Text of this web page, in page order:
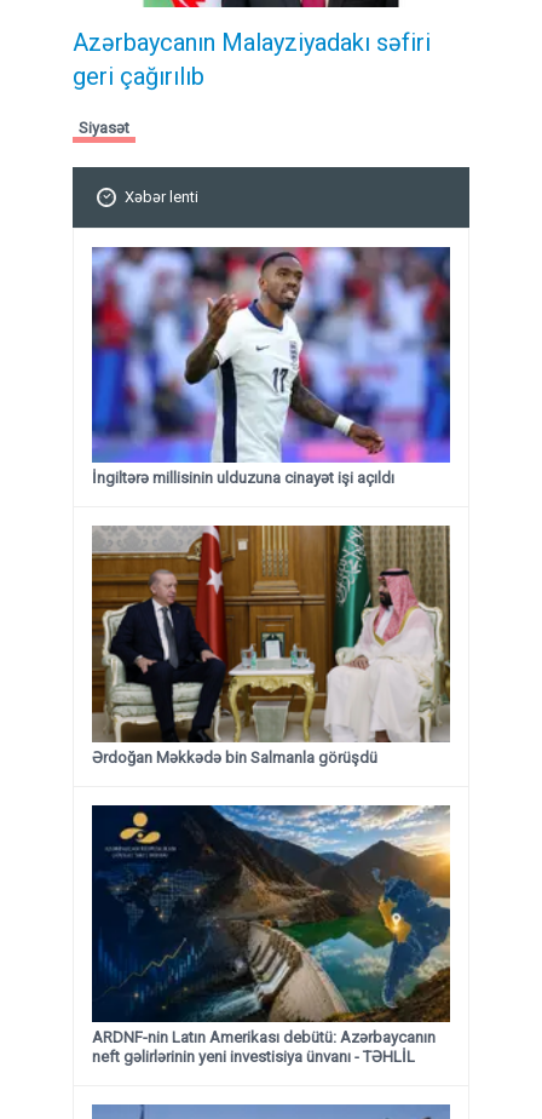
Azərbaycanın Malayziyadakı səfiri
geri çağırılıb
Siyasət
Xəbər lenti
İngiltərə millisinin ulduzuna cinayət işi açıldı
Ərdoğan Məkkədə bin Salmanla görüşdü
ARDNF-nin Latın Amerikası debütü: Azərbaycanın
neft gəlirlərinin yeni investisiya ünvanı - TƏHLİL